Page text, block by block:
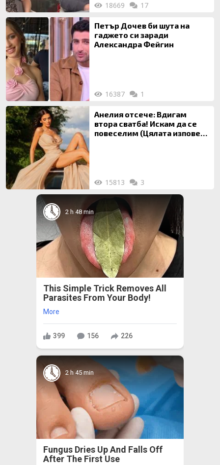
18669 17
Петър Дочев би шута на
гаджето си заради
Александра Фейгин
16387 1
Анелия отсече: Вдигам
втора сватба! Искам да се
повеселим (Цялата изповед
15813 3
2 h 48 min
This Simple Trick Removes All
Parasites From Your Body!
More
399 156 226
2 h 45 min
Fungus Dries Up And Falls Off
After The First Use